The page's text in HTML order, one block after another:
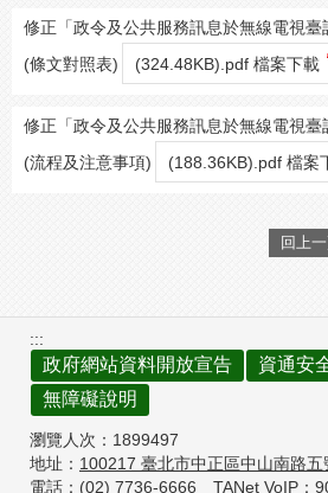
修正「政令及公共服務訊息於無線電視臺
(條文對照表)
(324.48KB).pdf 檔案下載
修正「政令及公共服務訊息於無線電視臺
(流程及注意事項)
(188.36KB).pdf 檔案
回上
:::
政府網站資料開放宣告
資通安
無障礙說明
瀏覽人次： 1899497
地址： 100217 臺北市中正區中山南路五
電話：(02) 7736-6666 TANet VoIP：